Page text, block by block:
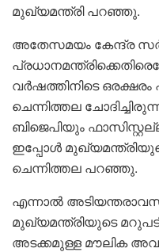
മുഖ്യമന്ത്രി പറഞ്ഞു.
അതേസമയം കേന്ദ്ര
വർഷത്തിനിടെ
ചെന്നിത്തല
ബിജെപിയും
ഇപ്പോൾ
ചെന്നിത്തല പറഞ്ഞു.
എന്നാൽ
മുഖ്യമന്ത്രിയുടെ
അടക്കമുള്ള മൗലിക